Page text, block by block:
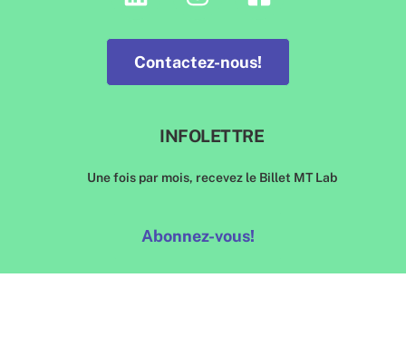
Contactez-nous!
INFOLETTRE
Une fois par mois, recevez le Billet MT Lab
Abonnez-vous!